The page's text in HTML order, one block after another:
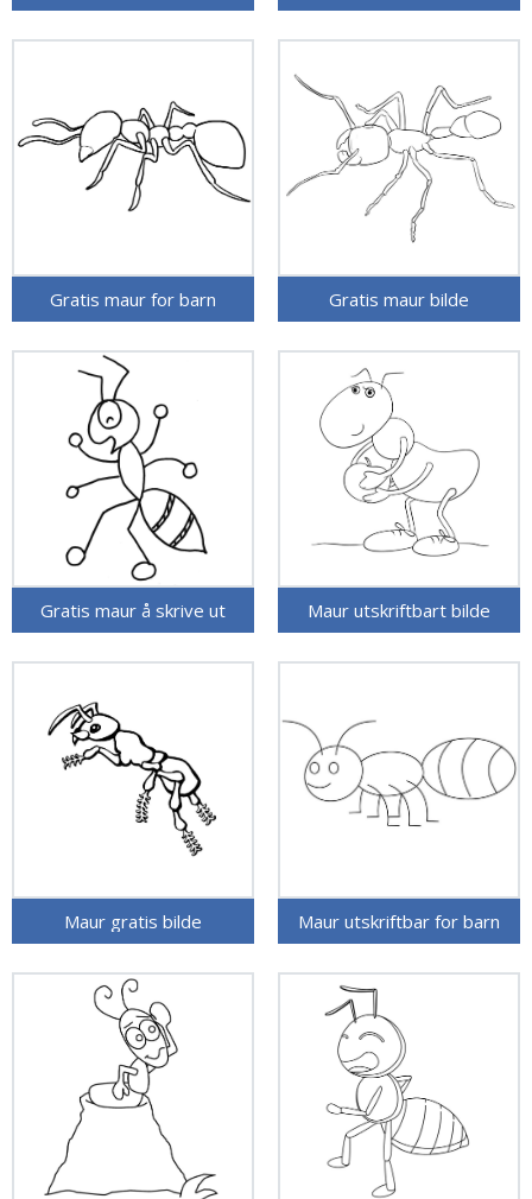
Gratis maur for barn Gratis maur bilde
Gratis maur å skrive ut Maur utskriftbart bilde
Maur gratis bilde Maur utskriftbar for barn